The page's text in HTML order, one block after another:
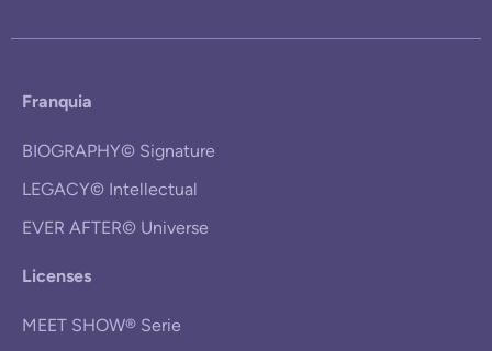
Franquia
BIOGRAPHY© Signature
LEGACY© Intellectual
EVER AFTER© Universe
Licenses
MEET SHOW® Serie